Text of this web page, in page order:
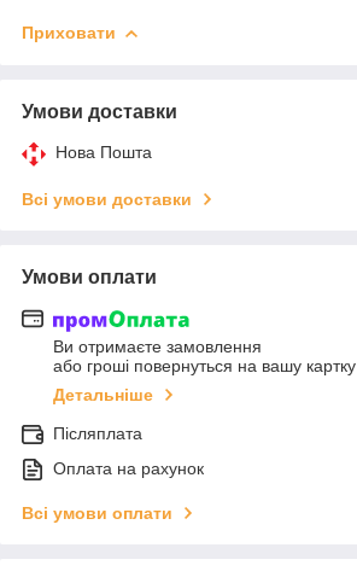
Приховати
Умови доставки
Нова Пошта
Всі умови доставки
Умови оплати
Ви отримаєте замовлення
або гроші повернуться на вашу картку
Детальніше
Післяплата
Оплата на рахунок
Всі умови оплати